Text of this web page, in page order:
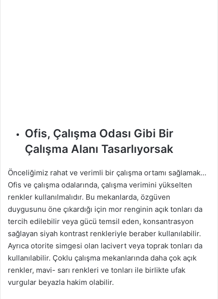
Ofis, Çalışma Odası Gibi Bir
Çalışma Alanı Tasarlıyorsak
Önceliğimiz rahat ve verimli bir çalışma ortamı sağlamak…
Ofis ve çalışma odalarında, çalışma verimini yükselten
renkler kullanılmalıdır. Bu mekanlarda, özgüven
duygusunu öne çıkardığı için mor renginin açık tonları da
tercih edilebilir veya gücü temsil eden, konsantrasyon
sağlayan siyah kontrast renkleriyle beraber kullanılabilir.
Ayrıca otorite simgesi olan lacivert veya toprak tonları da
kullanılabilir. Çoklu çalışma mekanlarında daha çok açık
renkler, mavi- sarı renkleri ve tonları ile birlikte ufak
vurgular beyazla hakim olabilir.